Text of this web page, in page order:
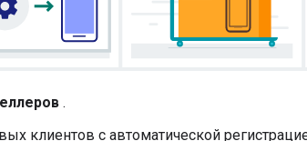
.
клиентов с автоматической